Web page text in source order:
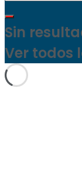
Sin
Ver todos